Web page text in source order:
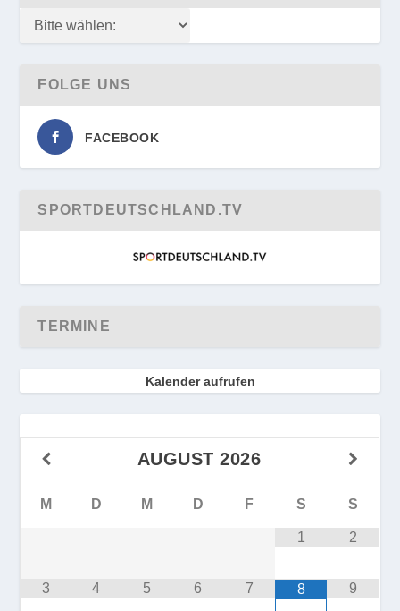
FOLGE UNS
FACEBOOK
SPORTDEUTSCHLAND.TV
TERMINE
Kalender aufrufen
AUGUST 2026
M D M D F S S
1 2
3 4 5 6 7 8 9